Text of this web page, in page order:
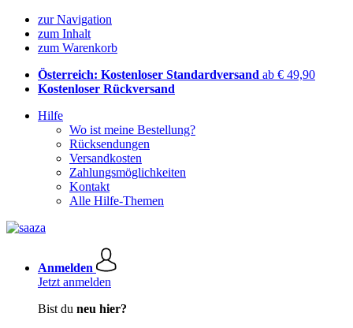
zur Navigation
zum Inhalt
zum Warenkorb
Österreich: Kostenloser Standardversand ab € 49,90
Kostenloser Rückversand
Hilfe
Wo ist meine Bestellung?
Rücksendungen
Versandkosten
Zahlungsmöglichkeiten
Kontakt
Alle Hilfe-Themen
Anmelden
Jetzt anmelden
Bist du neu hier?